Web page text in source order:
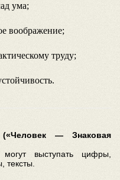
ума;
воображение;
труду;
(«Человек — Знаковая
выступать цифры,
тексты.